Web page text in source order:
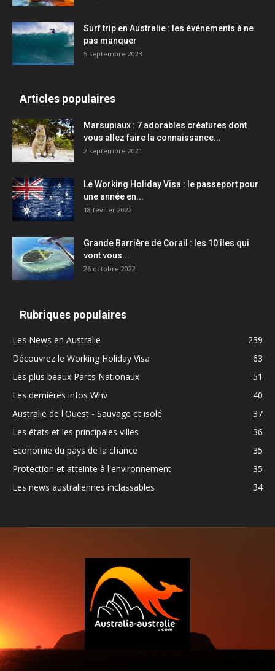
Surf trip en Australie : les événements à ne
pas manquer
5 septembre 2023
Articles populaires
Marsupiaux : 7 adorables créatures dont
vous allez faire la connaissance...
2 septembre 2021
Le Working Holiday Visa : le passeport pour
une année en...
18 février 2022
Grande Barrière de Corail : les 10 îles qui
vont vous...
26 octobre 2022
Rubriques populaires
Les News en Australie
239
Découvrez le Working Holiday Visa
63
Les plus beaux Parcs Nationaux
51
Les dernières infos Whv
40
Australie de l'Ouest - Sauvage et isolé
37
Les états et les principales villes
36
Economie du pays de la chance
35
Protection et atteinte à l'environnement
35
Les news australiennes inclassables
34